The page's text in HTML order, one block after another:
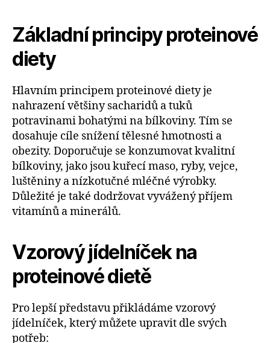
Základní principy proteinové
diety
Hlavním principem proteinové diety je
nahrazení většiny sacharidů a tuků
potravinami bohatými na bílkoviny. Tím se
dosahuje cíle snížení tělesné hmotnosti a
obezity. Doporučuje se konzumovat kvalitní
bílkoviny, jako jsou kuřecí maso, ryby, vejce,
luštěniny a nízkotučné mléčné výrobky.
Důležité je také dodržovat vyvážený příjem
vitamínů a minerálů.
Vzorový jídelníček na
proteinové dietě
Pro lepší představu přikládáme vzorový
jídelníček, který můžete upravit dle svých
potřeb: